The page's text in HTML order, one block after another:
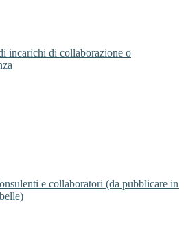
incarichi di collaborazione o
e collaboratori (da pubblicare in